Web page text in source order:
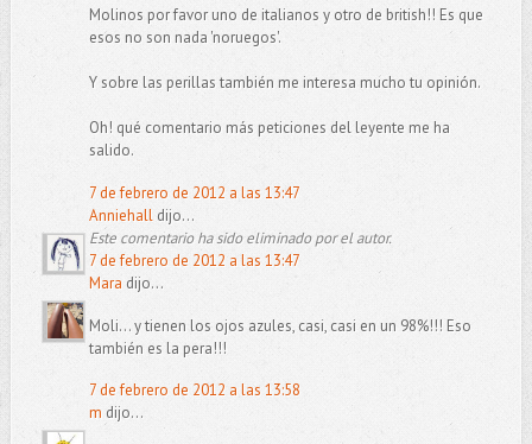
Molinos por favor uno de italianos y otro de british!! Es que
esos no son nada 'noruegos'.
Y sobre las perillas también me interesa mucho tu opinión.
Oh! qué comentario más peticiones del leyente me ha
salido.
7 de febrero de 2012 a las 13:47
Anniehalldijo...
Este comentario ha sido eliminado por el autor.
7 de febrero de 2012 a las 13:47
Mara dijo...
Moli... y tienen los ojos azules, casi, casi en un 98%!!! Eso
también es la pera!!!
7 de febrero de 2012 a las 13:58
m dijo...